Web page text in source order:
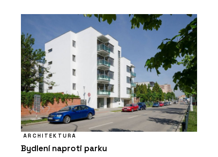
ARCHITEKTURA
Bydlení naproti parku